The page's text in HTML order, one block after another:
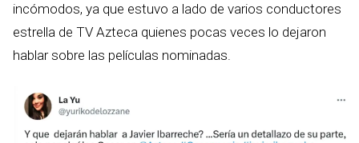
incómodos, ya que estuvo a lado de varios conductores
estrella de TV Azteca quienes pocas veces lo dejaron
hablar sobre las películas nominadas.